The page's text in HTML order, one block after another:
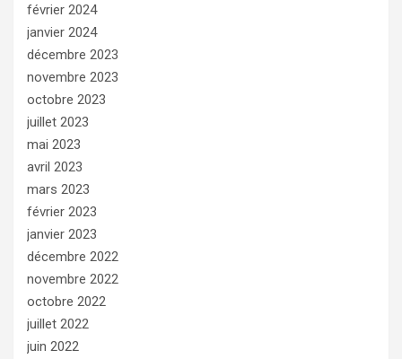
février 2024
janvier 2024
décembre 2023
novembre 2023
octobre 2023
juillet 2023
mai 2023
avril 2023
mars 2023
février 2023
janvier 2023
décembre 2022
novembre 2022
octobre 2022
juillet 2022
juin 2022